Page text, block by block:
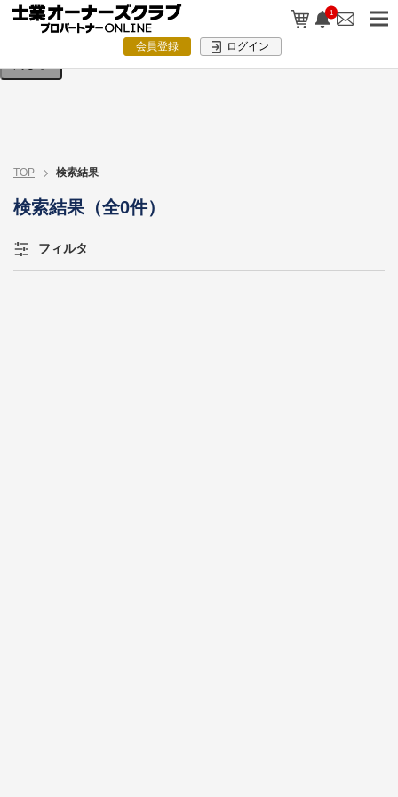
1
会員登録 ログイン
検索条件を入力してください。
TOP 検索結果
検索結果（全0件）
フィルタ